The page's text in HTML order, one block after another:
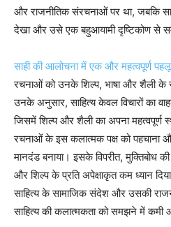
और राजनीतिक संरचनाओं पर था, जबकि
देखा और उसे एक बहुआयामी दृष्टिकोण से
साही की आलोचना में एक और महत्वपूर्ण
रचनाओं को उनके शिल्प, भाषा और शैली के
उनके अनुसार, साहित्य केवल विचारों का
जिसमें शिल्प और शैली का अपना महत्वपूर्ण
रचनाओं के इस कलात्मक पक्ष को पहचाना
मानदंड बनाया। इसके विपरीत, मुक्तिबोध
और शिल्प के प्रति अपेक्षाकृत कम ध्यान
साहित्य के सामाजिक संदेश और उसकी
साहित्य की कलात्मकता को समझने में कमी